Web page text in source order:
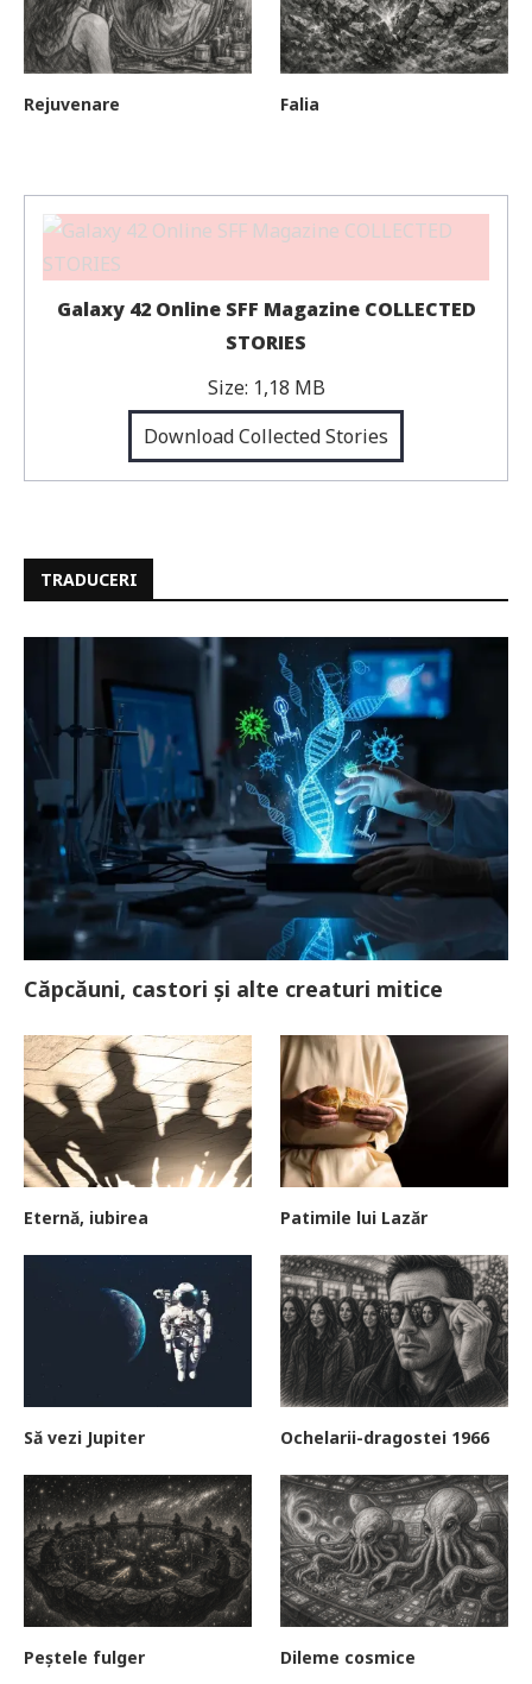
Rejuvenare Falia
Galaxy 42 Online SFF Magazine COLLECTED
STORIES
Size: 1,18 MB
Download Collected Stories
TRADUCERI
Căpcăuni, castori și alte creaturi mitice
Eternă, iubirea Patimile lui Lazăr
Să vezi Jupiter Ochelarii-dragostei 1966
Peștele fulger Dileme cosmice